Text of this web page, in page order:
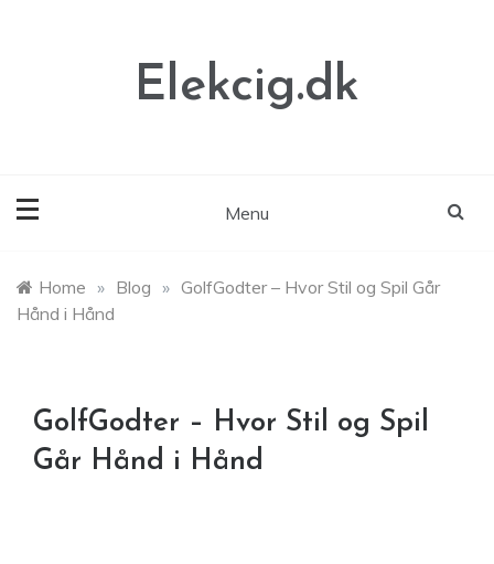
Elekcig.dk
Menu
Home » Blog » GolfGodter – Hvor Stil og Spil Går
Hånd i Hånd
GolfGodter – Hvor Stil og Spil
Går Hånd i Hånd